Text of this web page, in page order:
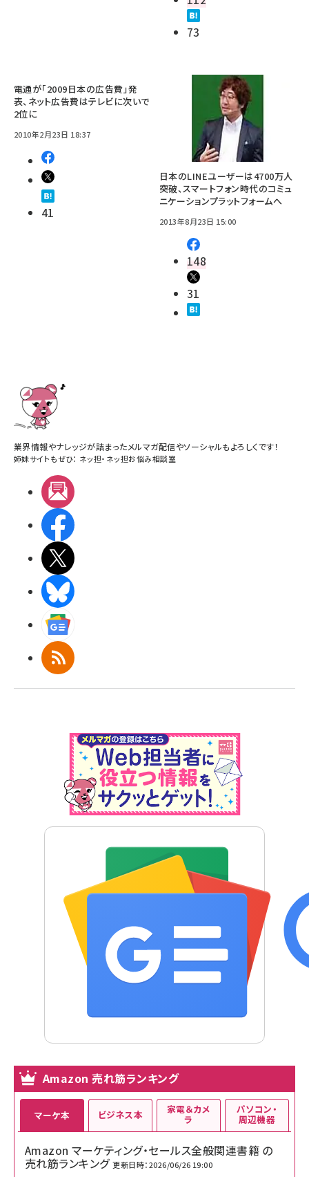
73
電通が「2009日本の広告費」発
表、ネット広告費はテレビに次いで
2位に
2010年2月23日 18:37
41
日本のLINEユーザーは4700万人
突破、スマートフォン時代のコミュ
ニケーションプラットフォームへ
2013年8月23日 15:00
148
31
業界情報やナレッジが詰まったメルマガ配信やソーシャルもよろしくです！
姉妹サイトもぜひ： ネッ担・ ネッ担お悩み相談室
RSS
Amazon 売れ筋ランキング
マーケ本
Amazon マーケティング・セールス全般関連書籍 の
売れ筋ランキング 更新日時：2026/06/26 19:00
ビジネス本 家電＆カメ
ラ
パソコン・
周辺機器